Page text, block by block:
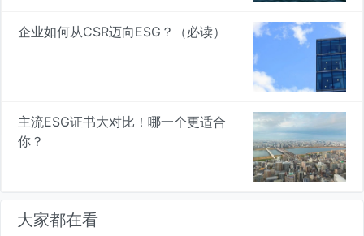
企业如何从CSR迈向ESG？（必读）
主流ESG证书大对比！哪一个更适合
你？
大家都在看